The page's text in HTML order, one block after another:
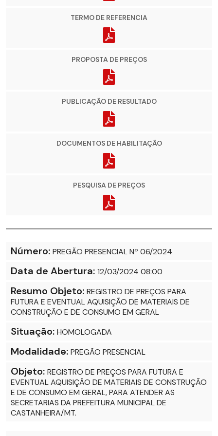
TERMO DE REFERENCIA
PROPOSTA DE PREÇOS
PUBLICAÇÃO DE RESULTADO
DOCUMENTOS DE HABILITAÇÃO
PESQUISA DE PREÇOS
Número: PREGÃO PRESENCIAL Nº 06/2024
Data de Abertura: 12/03/2024 08:00
Resumo Objeto: REGISTRO DE PREÇOS PARA
FUTURA E EVENTUAL AQUISIÇÃO DE MATERIAIS DE
CONSTRUÇÃO E DE CONSUMO EM GERAL
Situação: HOMOLOGADA
Modalidade: PREGÃO PRESENCIAL
Objeto: REGISTRO DE PREÇOS PARA FUTURA E
EVENTUAL AQUISIÇÃO DE MATERIAIS DE CONSTRUÇÃO
E DE CONSUMO EM GERAL, PARA ATENDER AS
SECRETARIAS DA PREFEITURA MUNICIPAL DE
CASTANHEIRA/MT.